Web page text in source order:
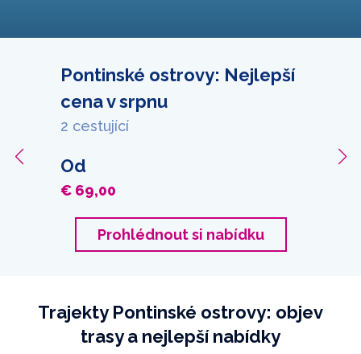
Pontinské ostrovy: Nejlepší
cena v srpnu
2 cestující
Od
€ 69,00
Prohlédnout si nabídku
Trajekty Pontinské ostrovy: objev
trasy a nejlepší nabídky